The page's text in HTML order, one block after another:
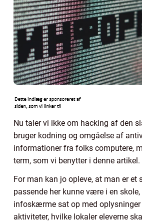
Nu taler vi ikke om hacking af den
bruger kodning og omgåelse af
informationer fra folks computere,
term, som vi benytter i denne artikel.
For man kan jo opleve, at man er et
passende her kunne være i en
infoskærme sat op med
aktiviteter, hvilke lokaler eleverne